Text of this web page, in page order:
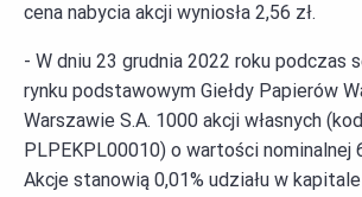
cena nabycia akcji wyniosła 2,56 zł.
- W dniu 23 grudnia 2022 roku podczas
rynku podstawowym Giełdy Papierów
Warszawie S.A. 1000 akcji własnych
PLPEKPL00010) o wartości nominalnej
Akcje stanowią 0,01% udziału w